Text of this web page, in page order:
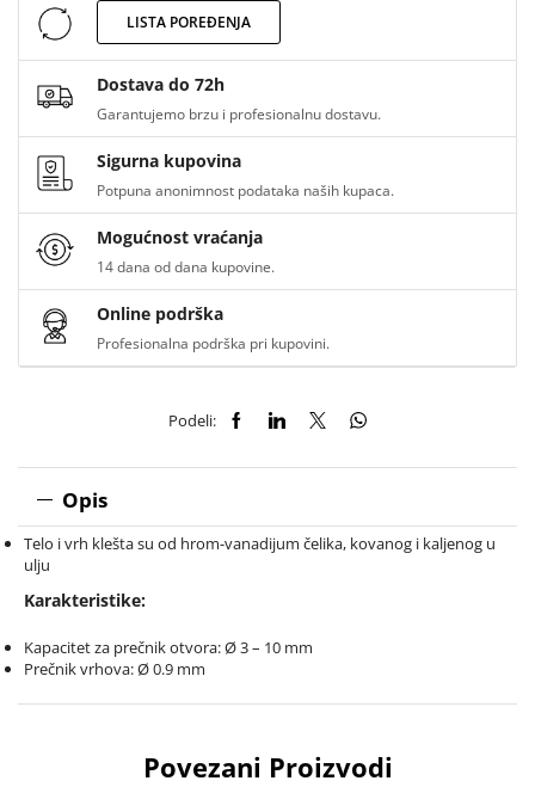
LISTA POREĐENJA
Dostava do 72h
Garantujemo brzu i profesionalnu dostavu.
Sigurna kupovina
Potpuna anonimnost podataka naših kupaca.
Mogućnost vraćanja
14 dana od dana kupovine.
Online podrška
Profesionalna podrška pri kupovini.
Podeli:
Opis
Telo i vrh klešta su od hrom-vanadijum čelika, kovanog i kaljenog u
ulju
Karakteristike:
Kapacitet za prečnik otvora: Ø 3 – 10 mm
Prečnik vrhova: Ø 0.9 mm
Povezani Proizvodi